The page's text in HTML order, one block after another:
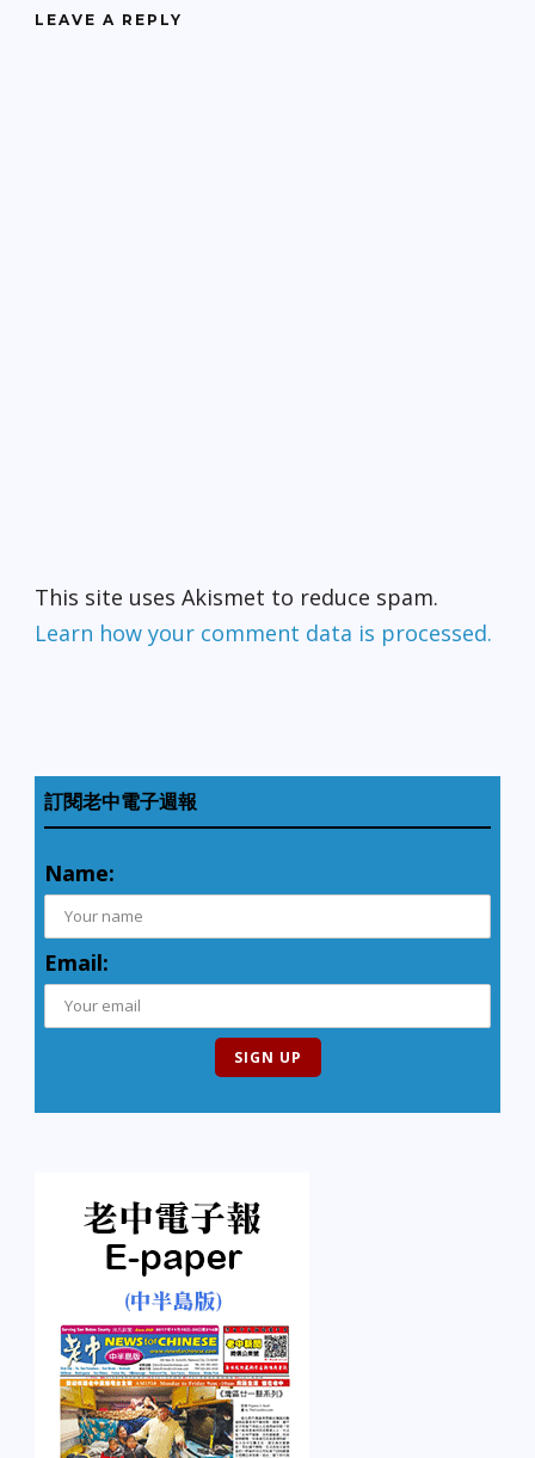
LEAVE A REPLY
This site uses Akismet to reduce spam.
Learn how your comment data is processed.
訂閱老中電子週報
Name:
Email: